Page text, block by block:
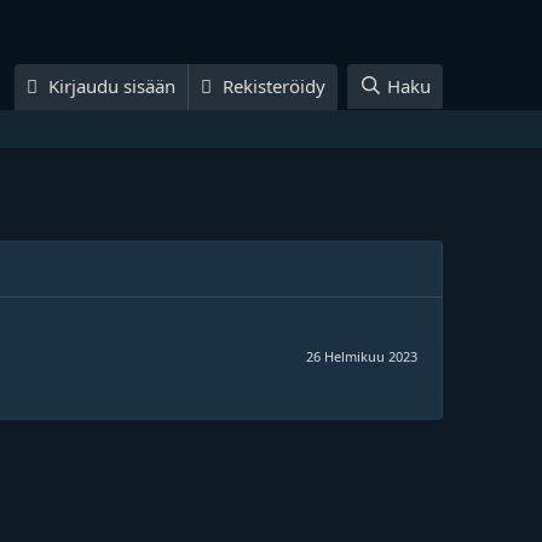
Kirjaudu sisään Rekisteröidy Haku
26 Helmikuu 2023